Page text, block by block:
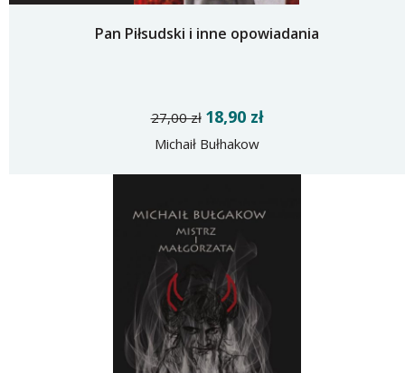
Pan Piłsudski i inne opowiadania
27,00 zł 18,90 zł
Michaił Bułhakow